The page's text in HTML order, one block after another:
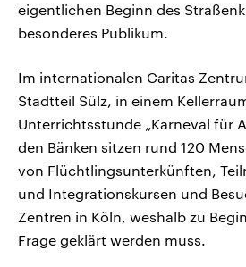
eigentlichen Beginn des
besonderes Publikum.
Im internationalen Caritas
Stadtteil Sülz, in einem
Unterrichtsstunde „Karneval für
den Bänken sitzen rund 120
von Flüchtlingsunterkünften,
und Integrationskursen und
Zentren in Köln, weshalb zu
Frage geklärt werden muss.